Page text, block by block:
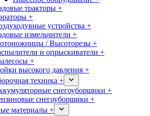
тракторы +
+
устройства +
измельчители +
/ Высоторезы +
и опрыскиватели +
+
высокого давления +
техника +
снегоуборщики +
снегоуборщики +
материалы +